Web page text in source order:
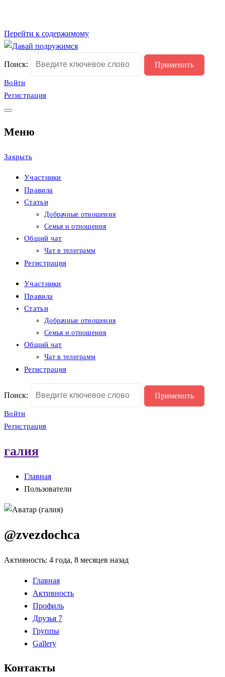
Перейти к содержимому
Сайт христианских
знакомств
Поиск:
Войти
Регистрация
Меню
Закрыть
Участники
Правила
Статьи
Добрачные отношения
Семья и отношения
Общий чат
Чат в телеграмм
Регистрация
Участники
Правила
Статьи
Добрачные отношения
Семья и отношения
Общий чат
Чат в телеграмм
Регистрация
Поиск:
Войти
Регистрация
галия
Главная
Пользователи
@zvezdochca
Активность: 4 года, 8 месяцев назад
Главная
Активность
Профиль
Друзья 7
Группы
Gallery
Контакты